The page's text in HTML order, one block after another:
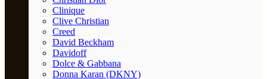
Clinique
Clive Christian
Creed
David Beckham
Davidoff
Dolce & Gabbana
Donna Karan (DKNY)